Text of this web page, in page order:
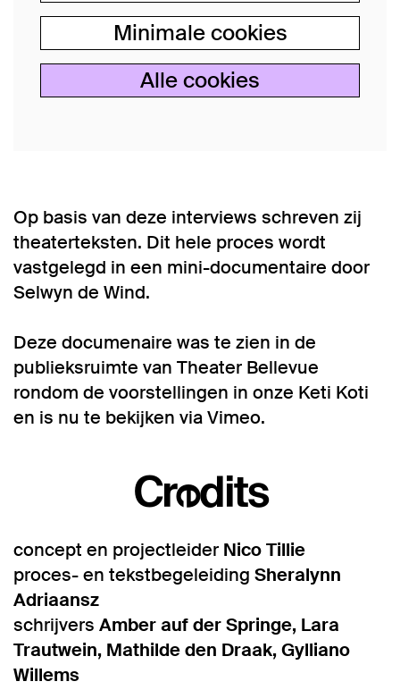
Minimale cookies
Alle cookies
Op basis van deze interviews schreven zij
theaterteksten. Dit hele proces wordt
vastgelegd in een mini-documentaire door
Selwyn de Wind.
Deze documenaire was te zien in de
publieksruimte van Theater Bellevue
rondom de voorstellingen in onze Keti Koti
en is nu te bekijken via Vimeo.
Credits
concept en projectleider Nico Tillie
proces- en tekstbegeleiding Sheralynn
Adriaansz
schrijvers Amber auf der Springe, Lara
Trautwein, Mathilde den Draak, Gylliano
Willems
Inzoomen